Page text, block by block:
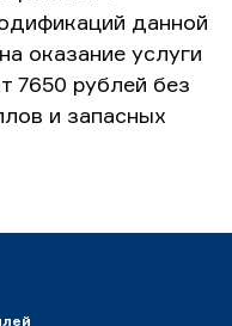
данной
оказание услуги
7650 рублей без
и запасных